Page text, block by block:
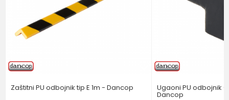
Zaštitni PU odbojnik tip E 1m - Dancop Ugaoni PU odbojnik
Dancop